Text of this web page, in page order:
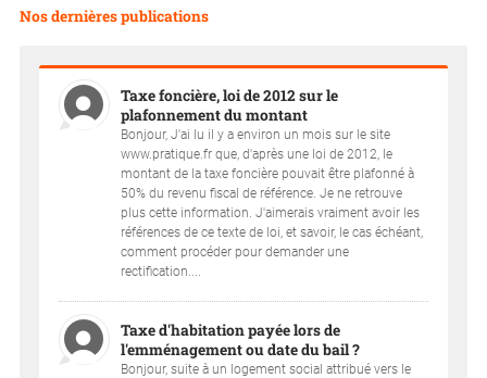
Nos dernières publications
Taxe foncière, loi de 2012 sur le
plafonnement du montant
Bonjour, J'ai lu il y a environ un mois sur le site
www.pratique.fr que, d'après une loi de 2012, le
montant de la taxe foncière pouvait être plafonné à
50% du revenu fiscal de référence. Je ne retrouve
plus cette information. J'aimerais vraiment avoir les
références de ce texte de loi, et savoir, le cas échéant,
comment procéder pour demander une
rectification....
Taxe d'habitation payée lors de
l'emménagement ou date du bail ?
Bonjour, suite à un logement social attribué vers le